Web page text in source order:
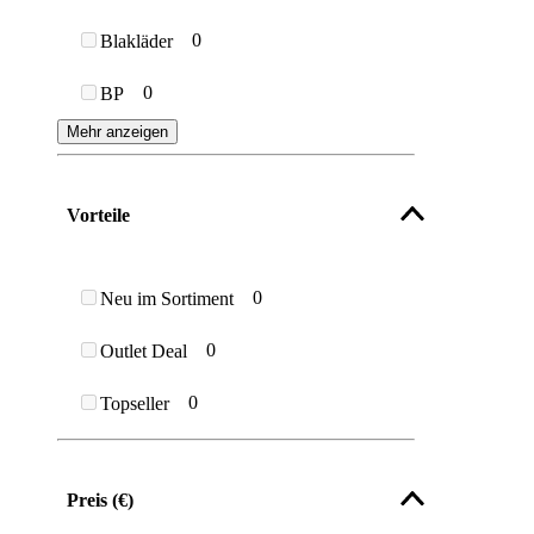
Blakläder 0
BP 0
Mehr anzeigen
Vorteile
Neu im Sortiment 0
Outlet Deal 0
Topseller 0
Preis (€)